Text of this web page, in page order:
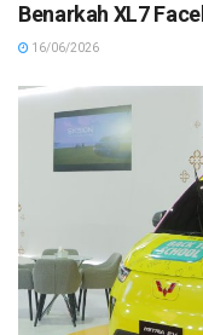
Benarkah XL7
16/06/2026